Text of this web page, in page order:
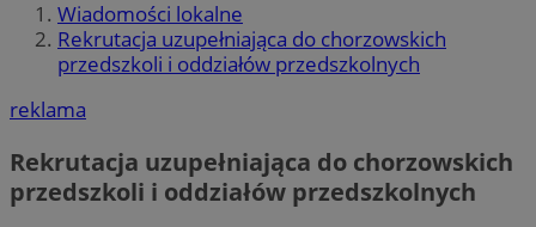
Wiadomości lokalne
Rekrutacja uzupełniająca do chorzowskich
przedszkoli i oddziałów przedszkolnych
reklama
Rekrutacja uzupełniająca do chorzowskich
przedszkoli i oddziałów przedszkolnych